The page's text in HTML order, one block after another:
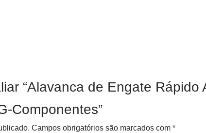
“Alavanca de Engate Rápido
Componentes”
Campos obrigatórios são marcados com *